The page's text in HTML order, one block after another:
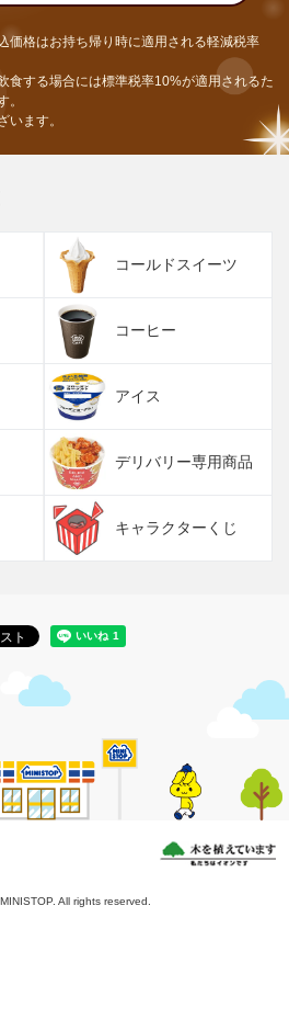
価格はお持ち帰り時に適用される軽減税率
食する場合には標準税率10%が適用されるた
。
ます。
コールドスイーツ
コーヒー
アイス
デリバリー専用商品
キャラクターくじ
All rights reserved.